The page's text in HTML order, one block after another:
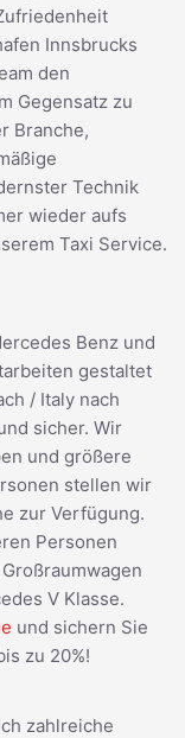
Innsbrucks
den
Gegensatz zu
Branche,
Technik
wieder aufs
Taxi Service.
Benz und
gestaltet
/ Italy nach
sicher. Wir
und größere
stellen wir
zur Verfügung.
Personen
V Klasse.
und sichern Sie
zu 20%!
zahlreiche